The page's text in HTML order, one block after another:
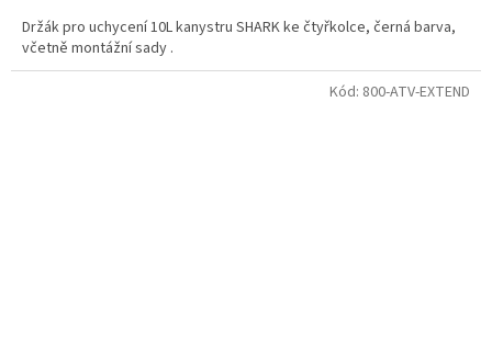
Držák pro uchycení 10L kanystru SHARK ke čtyřkolce, černá barva,
včetně montážní sady .
Kód: 800-ATV-EXTEND